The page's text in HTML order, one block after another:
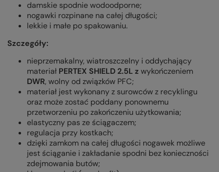
damskie spodnie wodoodporne;
nogawki rozpinane na całej długości;
lekkie i małe po spakowaniu.
Szczegóły:
nieprzemakalny, wiatroszczelny i oddychający
materiał PERTEX SHIELD 2.5L z wykończeniem
DWR, wolny od związków PFC;
materiał jest wykonany z surowców z recyklingu
oraz może zostać poddany ponownemu
przetworzeniu po zakończeniu użytkowania;
elastyczny pas ze ściągaczem;
regulacja przy kostkach;
dzięki zamkom na całej długości nogawek możliwe
jest ściąganie i zakładanie spodni bez konieczności
zdejmowania butów;